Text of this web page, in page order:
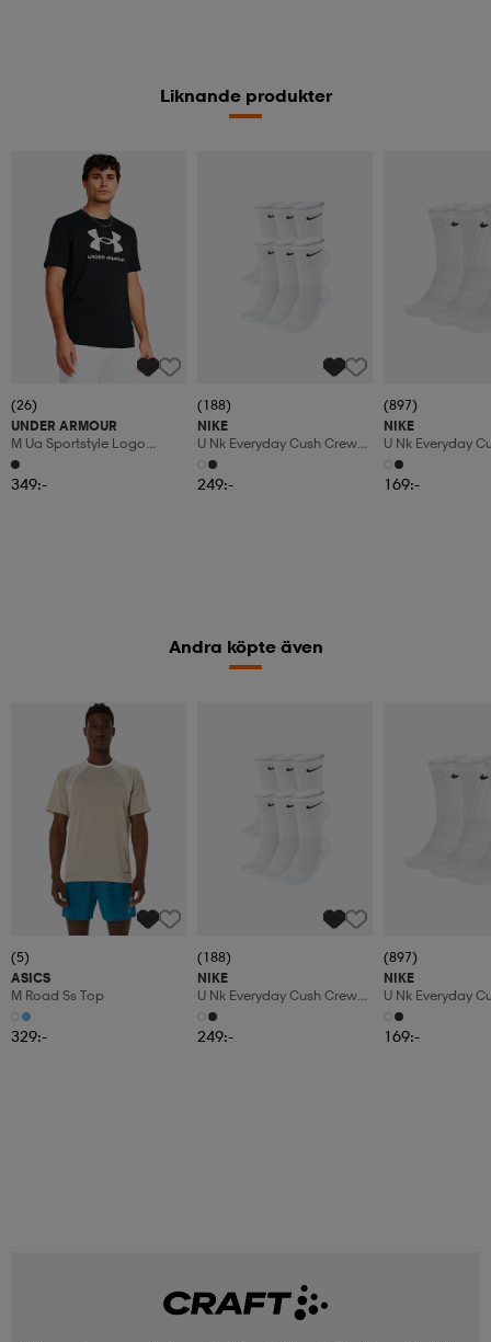
Liknande produkter
(26)
UNDER ARMOUR
M Ua Sportstyle Logo
Update Ss
349:-
(188)
NIKE
U Nk Everyday Cush Crew
6pr-Bd
249:-
(897)
NIKE
U Nk Everyday
3pr
169:-
Andra köpte även
(5)
ASICS
M Road Ss Top
329:-
(188)
NIKE
U Nk Everyday Cush Crew
6pr-Bd
249:-
(897)
NIKE
U Nk Everyday
3pr
169:-